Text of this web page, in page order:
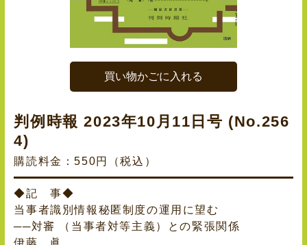
買い物かごに入れる
判例時報 2023年10月11日号 (No.256
4)
購読料金：550円（税込）
◆記 事◆
当事者識別情報秘匿制度の運用に望む
──対審 （当事者対等主義）との緊張関係